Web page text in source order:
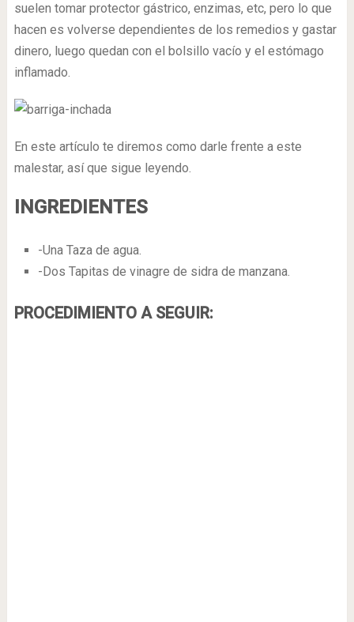
suelen tomar protector gástrico, enzimas, etc, pero lo que
hacen es volverse dependientes de los remedios y gastar
dinero, luego quedan con el bolsillo vacío y el estómago
inflamado.
En este artículo te diremos como darle frente a este
malestar, así que sigue leyendo.
INGREDIENTES
-Una Taza de agua.
-Dos Tapitas de vinagre de sidra de manzana.
PROCEDIMIENTO A SEGUIR: